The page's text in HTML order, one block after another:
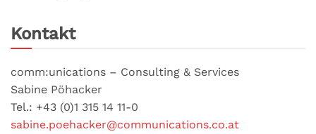
Kontakt
comm:unications – Consulting & Services
Sabine Pöhacker
Tel.: +43 (0)1 315 14 11-0
sabine.poehacker@communications.co.at